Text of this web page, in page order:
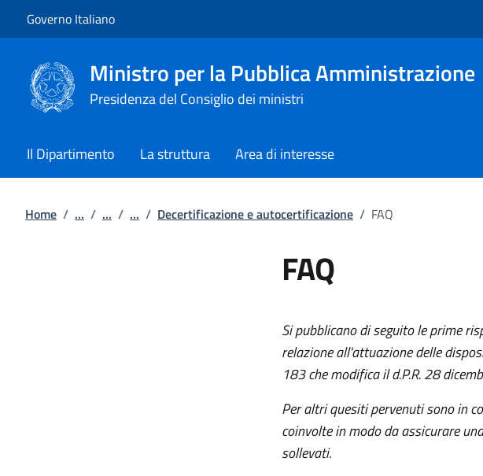
Governo Italiano
Ministro per la Pubblica Amministrazione
Presidenza del Consiglio dei ministri
Il Dipartimento La struttura Area di interesse
Home / ... / ... / ... / Decertificazione e autocertificazione / FAQ
FAQ
Si pubblicano di seguito le prime
relazione all'attuazione delle
183 che modifica il d.P.R. 28
Per altri quesiti pervenuti sono in
coinvolte in modo da assicurare
sollevati.